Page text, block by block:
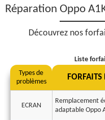
Réparation Oppo
Découvrez nos
Liste
Types de
problèmes
FORFAITS
ECRAN
Remplacement
adaptable Oppo